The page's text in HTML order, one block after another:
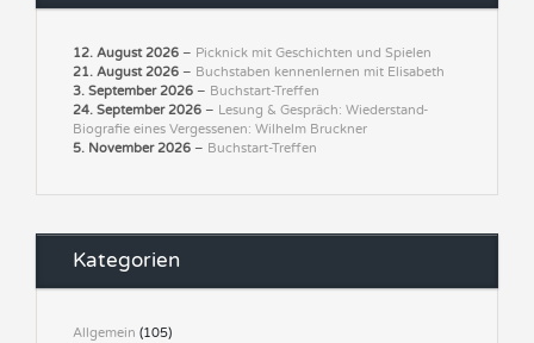
12. August 2026 – Picknick mit Geschichten und Spielen
21. August 2026 – Buchstaben kennenlernen mit Elisabeth
3. September 2026 – Buchstart-Treffen
24. September 2026 – Lesung & Gespräch: Wiederstand-
Biografie eines Vergessenen: Wilhelm Bruckner
5. November 2026 – Buchstart-Treffen
Kategorien
Allgemein (105)